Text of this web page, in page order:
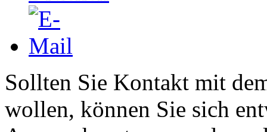
Sollten Sie Kontakt mit
wollen, können Sie sich